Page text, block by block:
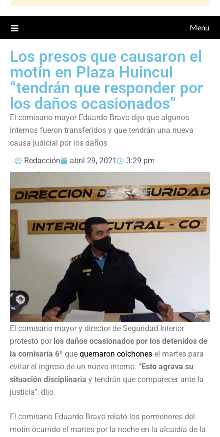
Menu
Los presos que causaron el
motín en Plaza Huincul
“tendrán que responder por
los daños ocasionados”
El comisario mayor Eduardo Bravo dijo que algunos
internos fueron transferidos y que tendrán una nueva
causa judicial por los daños
Redacción
abril 29, 2021 3:29 pm
El comisario mayor y director de Seguridad Interior
protestó por los daños ocasionados por los detenidos de
la comisaría 6ª que quemaron colchones el martes para
evitar el ingreso de un nuevo interno. “Esto agrava su
situación disciplinaria y tendrán que comparecer ante la
justicia”, dijo.
El comisario Eduardo Bravo relató los pormenores del
motín ocurrido el martes por la noche en la alcaidía de la